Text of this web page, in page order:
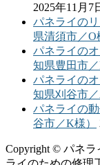
2025年11月7
パネライの
県清須市／O
パネライの
知県豊田市／
パネライの
知県刈谷市／
パネライの
谷市／K様）
Copyright © パネ